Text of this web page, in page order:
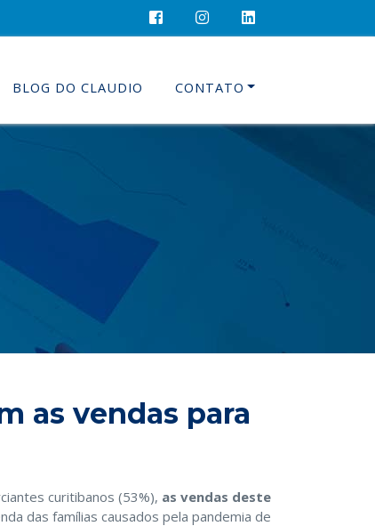
BLOG DO CLAUDIO CONTATO
as vendas para
curitibanos (53%), as vendas deste
das famílias causados pela pandemia de